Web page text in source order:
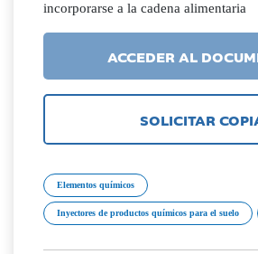
incorporarse a la cadena alimentaria
ACCEDER AL
SOLICITAR
Elementos químicos
Inyectores de productos químicos para el suelo